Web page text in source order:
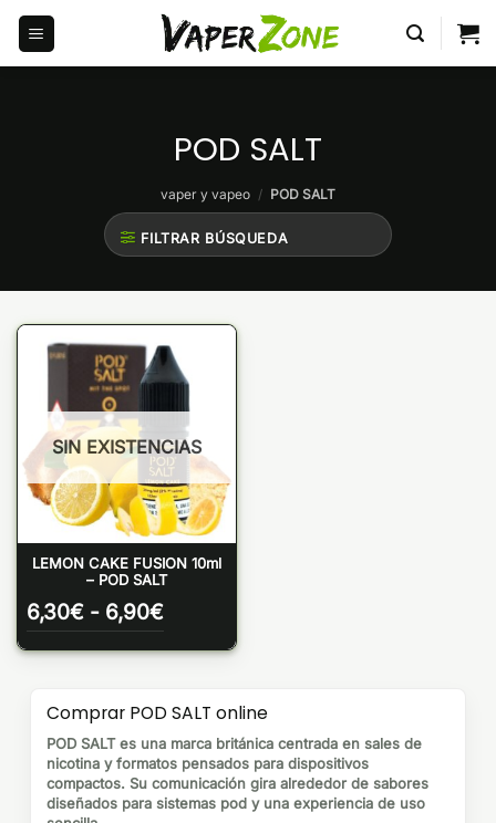
Saltar
contenido
POD SALT
vaper y vapeo / POD SALT
FILTRAR BÚSQUEDA
SIN EXISTENCIAS
LEMON CAKE FUSION 10ml
– POD SALT
6,30€ - 6,90€Rango
de
precios:
hasta
6,90€
Comprar POD SALT online
POD SALT es una marca británica centrada en sales de
nicotina y formatos pensados para dispositivos
compactos. Su comunicación gira alrededor de sabores
diseñados para sistemas pod y una experiencia de uso